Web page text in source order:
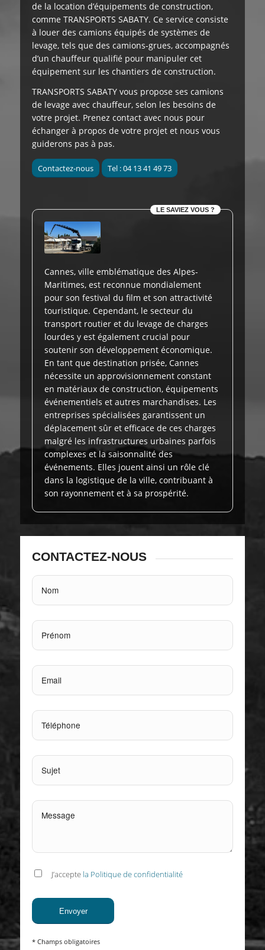
de la location d’équipements de construction,
comme TRANSPORTS SABATY. Ce service consiste
à louer des camions équipés de systèmes de
levage, tels que des camions-grues, accompagnés
d’un chauffeur qualifié pour manipuler cet
équipement sur les chantiers de construction.
TRANSPORTS SABATY vous propose ses camions
de levage avec chauffeur, selon les besoins de
votre projet. Prenez contact avec nous pour
échanger à propos de votre projet et nous vous
guiderons pas à pas.
Contactez-nous Tel : 04 13 41 49 73
LE SAVIEZ VOUS ?
Cannes, ville emblématique des Alpes-
Maritimes, est reconnue mondialement
pour son festival du film et son attractivité
touristique. Cependant, le secteur du
transport routier et du levage de charges
lourdes y est également crucial pour
soutenir son développement économique.
En tant que destination prisée, Cannes
nécessite un approvisionnement constant
en matériaux de construction, équipements
événementiels et autres marchandises. Les
entreprises spécialisées garantissent un
déplacement sûr et efficace de ces charges
malgré les infrastructures urbaines parfois
complexes et la saisonnalité des
événements. Elles jouent ainsi un rôle clé
dans la logistique de la ville, contribuant à
son rayonnement et à sa prospérité.
CONTACTEZ-NOUS
J’accepte la Politique de confidentialité
* Champs obligatoires